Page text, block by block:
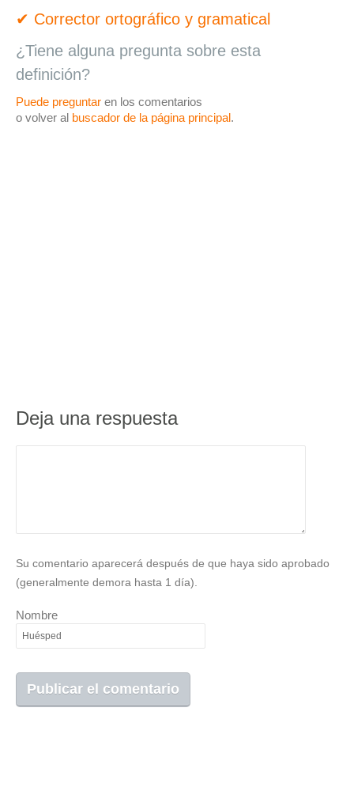
✔ Corrector ortográfico y gramatical
¿Tiene alguna pregunta sobre esta
definición?
Puede preguntar en los comentarios
o volver al buscador de la página principal.
Deja una respuesta
Su comentario aparecerá después de que haya sido aprobado
(generalmente demora hasta 1 día).
Nombre